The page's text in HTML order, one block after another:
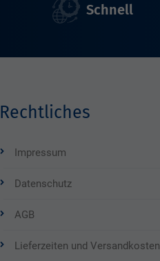
Schnell
Rechtliches
Impressum
Datenschutz
AGB
Lieferzeiten und Versandkosten